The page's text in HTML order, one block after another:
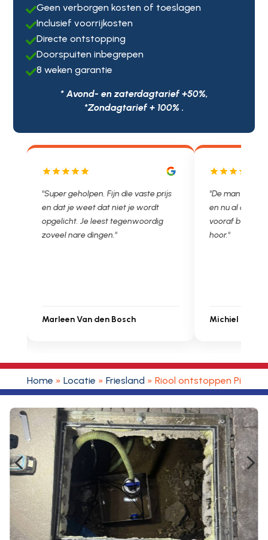
Geen verborgen kosten of toeslagen
Inclusief voorrijkosten
Directe ontstopping
Doorspuiten inbegrepen
8 weken garantie
* Avond- en zaterdagtarief +50%,
*Zondagtarief + 100% .
"De man rijden net weg. 11.00 gebeld
en nu al opgelost voor een vast en
vooraf besproken tarief. Lekker
hoor."
Michiel Uitdenbongerd
"Wat een fijn
met een
je niet zo goed
Ontstoppen.nl
Sarah Touat
Home » Locatie » Friesland » Riool ontstoppen Piaam
4 5